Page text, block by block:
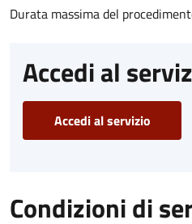
Durata massima del
Accedi al
Accedi al servizio
Condizioni di